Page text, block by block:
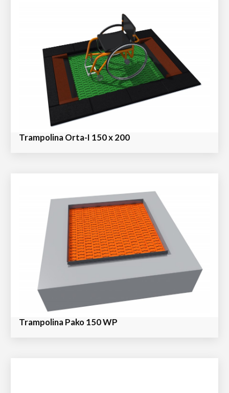
Trampolina Orta-I 150 x 200
Trampolina Pako 150 WP